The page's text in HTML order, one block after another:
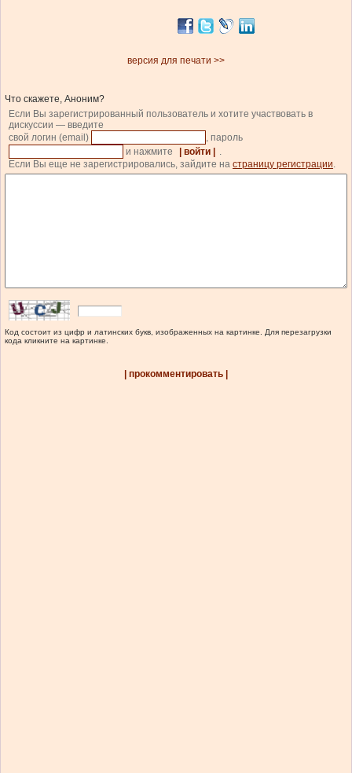
версия для печати >>
Что скажете, Аноним?
Если Вы зарегистрированный пользователь и хотите участвовать в
дискуссии — введите
свой логин (email)
, пароль
и нажмите
| войти |
.
Если Вы еще не зарегистрировались, зайдите на страницу регистрации.
Код состоит из цифр и латинских букв, изображенных на картинке. Для перезагрузки
кода кликните на картинке.
| прокомментировать |